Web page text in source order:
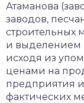
Атаманова
заводов,
строительных
и выделением
исходя из
ценами на
предприятия
фактических